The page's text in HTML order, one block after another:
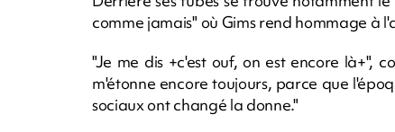
comme jamais" où Gims rend hommage à
"Je me dis +c'est ouf, on est encore là+",
m'étonne encore toujours, parce que
sociaux ont changé la donne."